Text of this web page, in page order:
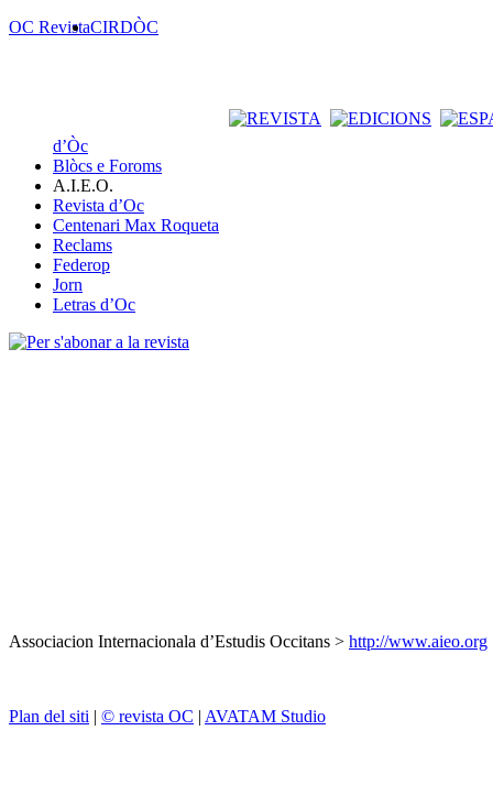
OC RevistaCIRDÒC
d’Òc
Blòcs e Foroms
A.I.E.O.
Revista d’Oc
Centenari Max Roqueta
Reclams
Federop
Jorn
Letras d’Oc
Associacion Internacionala d’Estudis Occitans > http://www.aieo.org
Plan del siti | © revista OC | AVATAM Studio